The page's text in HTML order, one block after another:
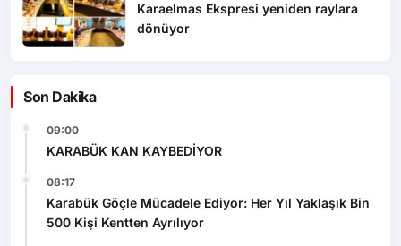
Karaelmas Ekspresi yeniden raylara
dönüyor
Son Dakika
09:00
KARABÜK KAN KAYBEDİYOR
08:17
Karabük Göçle Mücadele Ediyor: Her Yıl Yaklaşık Bin
500 Kişi Kentten Ayrılıyor